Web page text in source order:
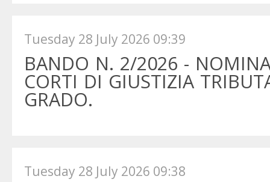
Tuesday 28 July 2026 09:39
BANDO N. 2/2026 -
CORTI DI GIUSTIZIA
GRADO.
Tuesday 28 July 2026 09:38